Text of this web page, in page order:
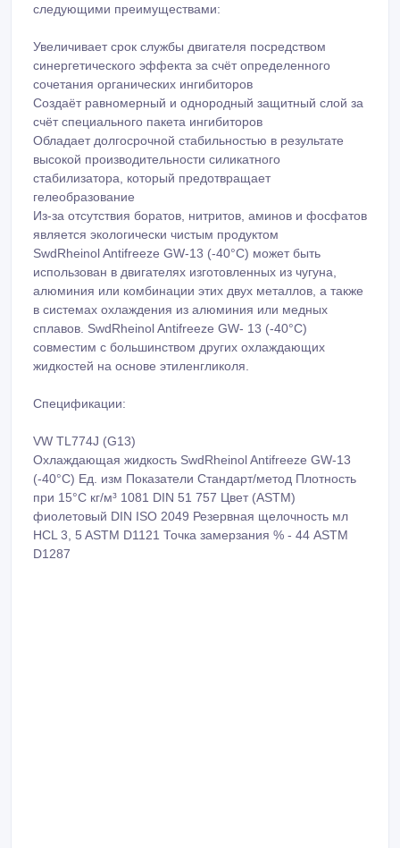
следующими преимуществами:
Увеличивает срок службы двигателя посредством
синергетического эффекта за счёт определенного
сочетания органических ингибиторов
Создаёт равномерный и однородный защитный слой за
счёт специального пакета ингибиторов
Обладает долгосрочной стабильностью в результате
высокой производительности силикатного
стабилизатора, который предотвращает
гелеобразование
Из-за отсутствия боратов, нитритов, аминов и фосфатов
является экологически чистым продуктом
SwdRheinol Antifreeze GW-13 (-40°C) может быть
использован в двигателях изготовленных из чугуна,
алюминия или комбинации этих двух металлов, а также
в системах охлаждения из алюминия или медных
сплавов. SwdRheinol Antifreeze GW- 13 (-40°C)
совместим с большинством других охлаждающих
жидкостей на основе этиленгликоля.
Спецификации:
VW TL774J (G13)
Охлаждающая жидкость SwdRheinol Antifreeze GW-13
(-40°C) Ед. изм Показатели Стандарт/метод Плотность
при 15°C кг/м³ 1081 DIN 51 757 Цвет (ASTM)
фиолетовый DIN ISO 2049 Резервная щелочность мл
HCL 3, 5 ASTM D1121 Точка замерзания % - 44 ASTM
D1287